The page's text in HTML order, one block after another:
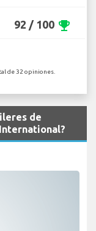
92 / 100 emoji_events
de 32 opiniones.
de